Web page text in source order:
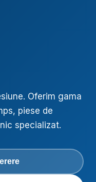
. Oferim gama
, piese de
specializat.